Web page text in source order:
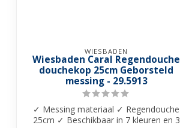
WIESBADEN
Wiesbaden Caral Regendouche
douchekop 25cm Geborsteld
messing - 29.5913
✓ Messing materiaal ✓ Regendouche
25cm ✓ Beschikbaar in 7 kleuren en 3